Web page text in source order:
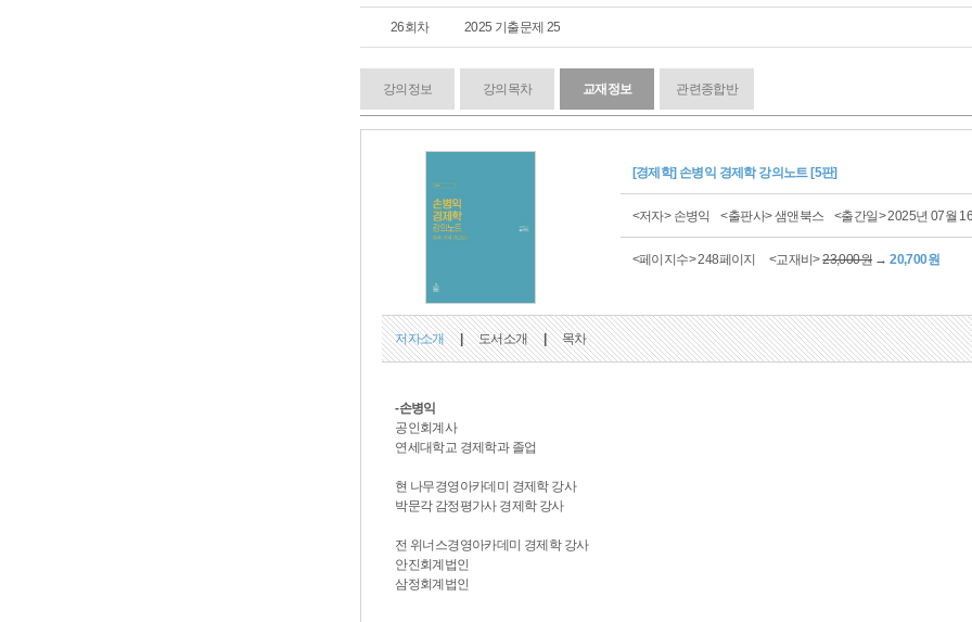
26회차 2025 기출문제 25
강의정보 강의목차 교재정보 관련종합반
[경제학] 손병익 경제학 강의노트 [5판]
<저자> 손병익<출판사> 샘앤북스<출간일> 2025년 07월
<페이지수> 248페이지 <교재비>23,000원 →20,700원
저자소개 | 도서소개 | 목차
-손병익
공인회계사
연세대학교 경제학과 졸업
현 나무경영아카데미 경제학 강사
박문각 감정평가사 경제학 강사
전 위너스경영아카데미 경제학 강사
안진회계법인
삼정회계법인